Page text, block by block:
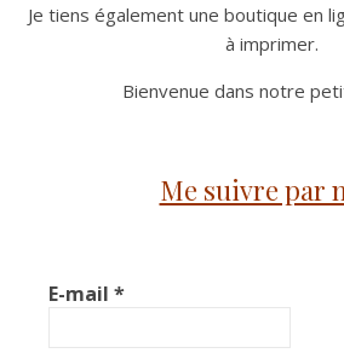
Je tiens également une boutique en
à imprimer.
Bienvenue dans notre
Me suivre par
E-mail *